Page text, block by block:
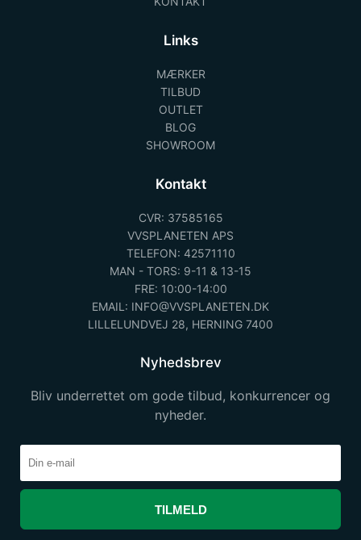
Links
MÆRKER
TILBUD
OUTLET
BLOG
SHOWROOM
Kontakt
CVR: 37585165
VVSPLANETEN APS
TELEFON: 42571110
MAN - TORS: 9-11 & 13-15
FRE: 10:00-14:00
EMAIL: INFO@VVSPLANETEN.DK
LILLELUNDVEJ 28, HERNING 7400
Nyhedsbrev
Bliv underrettet om gode tilbud, konkurrencer og
nyheder.
TILMELD